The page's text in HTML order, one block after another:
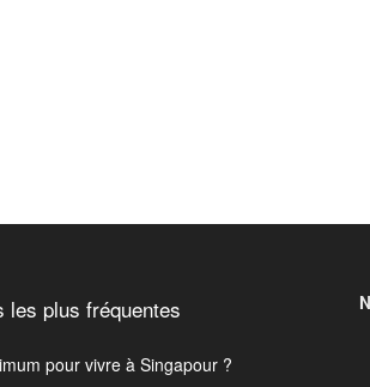
les plus fréquentes
pour vivre à Singapour ?